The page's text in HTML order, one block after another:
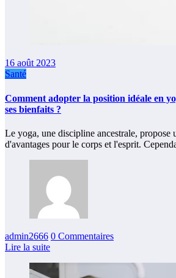
16 août 2023
Santé
Comment adopter la position idéale en
ses bienfaits ?
Le yoga, une discipline ancestrale, propose
d'avantages pour le corps et l'esprit.
admin2666 0 Commentaires
Lire la suite